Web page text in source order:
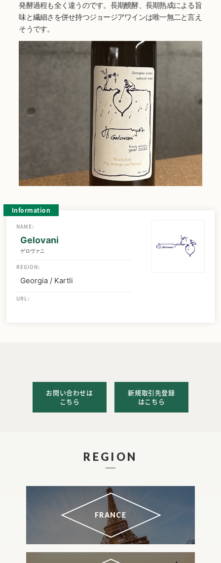
発酵過程も全く違うのです。長期醗酵、長期熟成による旨
味と繊細さを併せ持つジョージアワインは唯一無二と言え
そうです。
Information
NAME:
Gelovani
ゲロヴァニ
REGION:
Georgia / Kartli
URL:
お問い合わせは
こちら
新規取引先登録
はこちら
REGION
FRANCE